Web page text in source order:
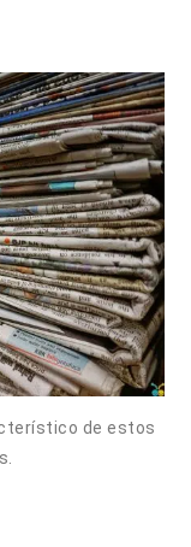
de estos